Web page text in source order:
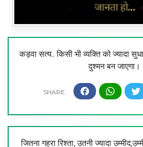
कड़वा सत्य.. किसी भी व्यक्ति को ज्यादा
दुश्मन बन जाएगा।
जितना गहरा रिश्ता, उतनी ज्यादा